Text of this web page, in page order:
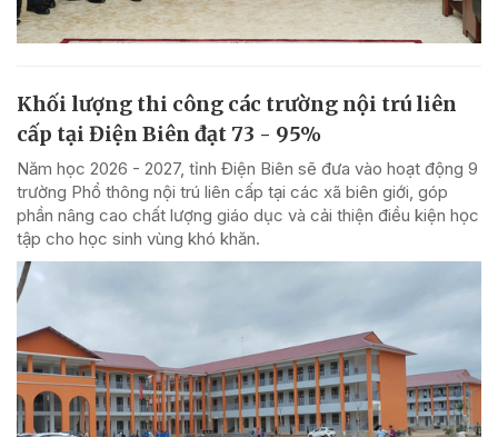
Khối lượng thi công các trường nội trú liên
cấp tại Điện Biên đạt 73 - 95%
Năm học 2026 - 2027, tỉnh Điện Biên sẽ đưa vào hoạt động 9
trường Phổ thông nội trú liên cấp tại các xã biên giới, góp
phần nâng cao chất lượng giáo dục và cải thiện điều kiện học
tập cho học sinh vùng khó khăn.